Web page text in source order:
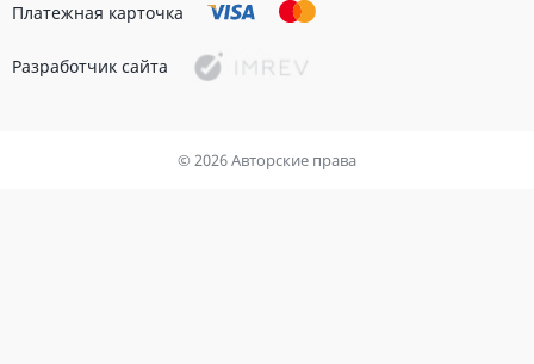
Платежная карточка
Разработчик сайта
© 2026 Авторские права